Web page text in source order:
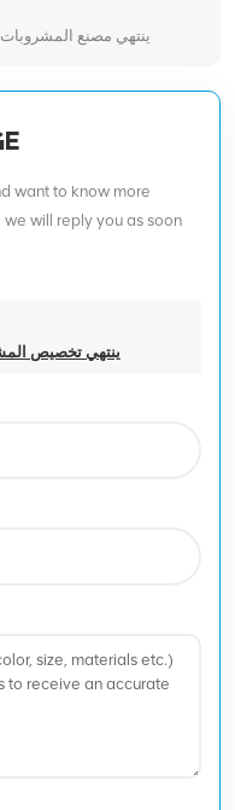
ينتهي مصنع المشروبات
want to know more
will reply you as soon
ينتهي تخصيص